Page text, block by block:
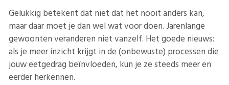
Gelukkig betekent dat niet dat het nooit anders kan,
maar daar moet je dan wel wat voor doen. Jarenlange
gewoonten veranderen niet vanzelf. Het goede nieuws:
als je meer inzicht krijgt in de (onbewuste) processen die
jouw eetgedrag beïnvloeden, kun je ze steeds meer en
eerder herkennen.